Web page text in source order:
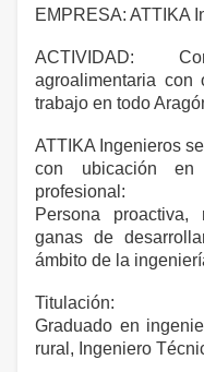
EMPRESA: ATTIKA
ACTIVIDAD:
agroalimentaria
trabajo en todo
ATTIKA Ingenieros
con ubicación en
profesional:
Persona
ganas de
ámbito de la
Titulación:
Graduado en
rural, Ingeniero